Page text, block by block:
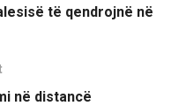
të qendrojnë në
në distancë